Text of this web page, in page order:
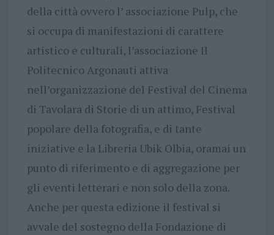
della città ovvero l’ associazione Pulp, che
si occupa di manifestazioni di carattere
artistico e culturali, l’associazione Il
Politecnico Argonauti attiva
nell’organizzazione del Festival del Cinema
di Tavolara di Storie di un attimo, Festival
popolare della fotografia, e di tante
iniziative e la Libreria Ubik Olbia, oramai un
punto di riferimento e di aggregazione per
gli eventi letterari e non solo della zona.
Anche per questa edizione il festival si
avvale del sostegno della Fondazione di